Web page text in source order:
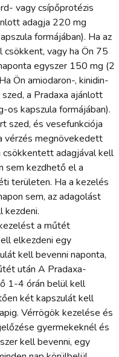
vagy csípőprotézis
adagja 220 mg
formájában). Ha az
vagy ha Ön 75
egyszer 150 mg (2
Ön amiodaron-, kinidin-
a Pradaxa ajánlott
kapszula formájában).
szed, és vesefunkciója
vérzés megnövekedett
adagjával kell
sem kezdhető el a
területen. Ha a kezelés
sem, az adagolást
kezdeni.
a műtét
elkezdeni egy
kell bevenni naponta,
után A Pradaxa-
1-4 órán belül kell
két kapszulát kell
Vérrögök kezelése és
gyermekeknél és
kell bevenni, egy